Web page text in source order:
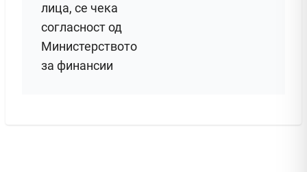
лица, се чека
согласност од
Министерството
за финансии